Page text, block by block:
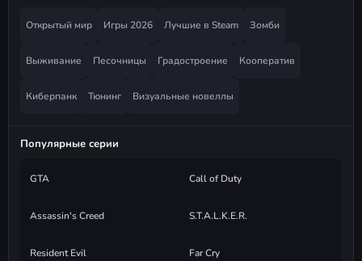
Открытый мир Игры 2026 Лучшие в Steam Зомби
Выживание Песочницы Градостроение Кооператив
Киберпанк Тюнинг Визуальные новеллы
Популярные серии
GTA Call of Duty
Assassin's Creed S.T.A.L.K.E.R.
Resident Evil Far Cry